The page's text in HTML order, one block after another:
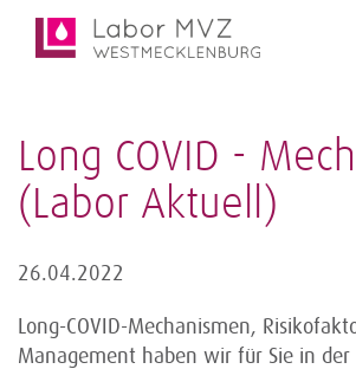
Long COVID -
(Labor Aktuell)
26.04.2022
Long-COVID-Mechanismen,
Management haben wir für Sie in der